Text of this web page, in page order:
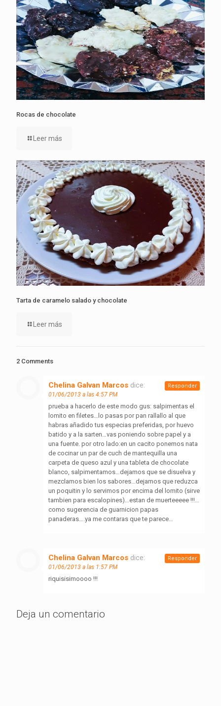
Rocas de chocolate
Leer más
Tarta de caramelo salado y chocolate
Leer más
2 Comments
Chelina Galvan Marcos dice:
01/06/2013 a las 4:57 PM
prueba a hacerlo de este modo gus: salpimentas el
lomito en filetes…lo pasas por pan rallallo al que
habras añadido tus especias preferidas, por huevo
batido y a la sarten…vas poniendo sobre papel y a
una fuente. por otro lado:en un cacito ponemos nata
de cocinar un par de cuch de mantequilla una
carpeta de queso azul y una tableta de chocolate
blanco, salpimentamos…dejamos que se disuelva y
mezclamos bien los sabores…dejamos que reduzca
un poquitin y lo servimos por encima del lomito (sirve
tambien para escalopines)…estan de muerteeeee !!!…
como sugerencia de guarnicion papas
panaderas….ya me contaras que te parece…
Responder
Chelina Galvan Marcos dice:
01/06/2013 a las 1:57 PM
riquisisimoooo !!!
Responder
Deja un comentario